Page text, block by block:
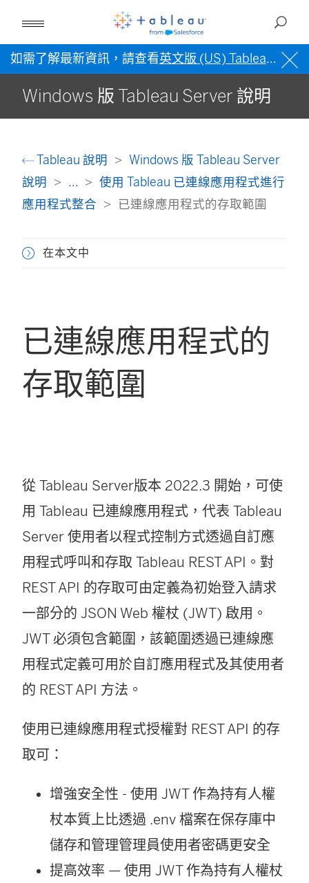
如需了解最新資訊，請查看英文版 (US) Tableau 說明
Windows 版 Tableau Server 說明
Tableau 說明
Windows 版 Tableau Server
說明
...
使用 Tableau 已連線應用程式進行
應用程式整合
已連線應用程式的存取範圍
在本文中
已連線應用程式的
存取範圍
從 Tableau Server版本 2022.3 開始，可使
用 Tableau 已連線應用程式，代表 Tableau
Server 使用者以程式控制方式透過自訂應
用程式呼叫和存取 Tableau REST API。對
REST API 的存取可由定義為初始登入請求
一部分的 JSON Web 權杖 (JWT) 啟用。
JWT 必須包含範圍，該範圍透過已連線應
用程式定義可用於自訂應用程式及其使用者
的 REST API 方法。
使用已連線應用程式授權對 REST API 的存
取可：
增強安全性 - 使用 JWT 作為持有人權
杖本質上比透過 .env 檔案在保存庫中
儲存和管理管理員使用者密碼更安全
提高效率 — 使用 JWT 作為持有人權杖